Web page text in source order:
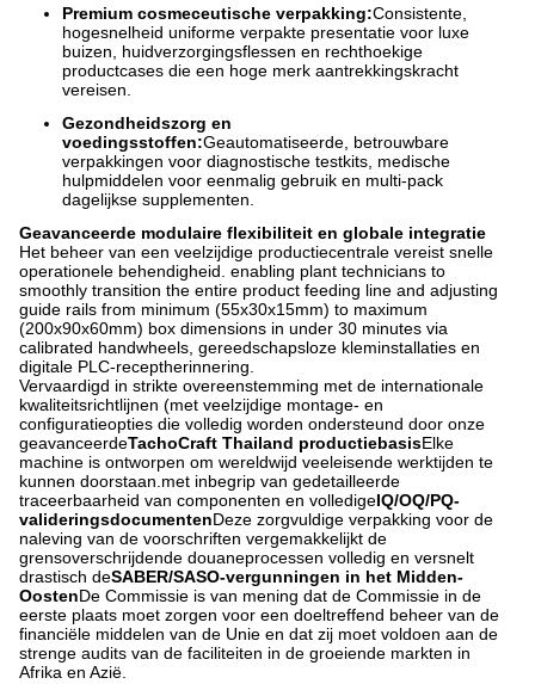
Premium cosmeceutische verpakking:Consistente,
hogesnelheid uniforme verpakte presentatie voor luxe
buizen, huidverzorgingsflessen en rechthoekige
productcases die een hoge merk aantrekkingskracht
vereisen.
Gezondheidszorg en
voedingsstoffen:Geautomatiseerde, betrouwbare
verpakkingen voor diagnostische testkits, medische
hulpmiddelen voor eenmalig gebruik en multi-pack
dagelijkse supplementen.
Geavanceerde modulaire flexibiliteit en globale integratie
Het beheer van een veelzijdige productiecentrale vereist snelle
operationele behendigheid. enabling plant technicians to
smoothly transition the entire product feeding line and adjusting
guide rails from minimum (55x30x15mm) to maximum
(200x90x60mm) box dimensions in under 30 minutes via
calibrated handwheels, gereedschapsloze kleminstallaties en
digitale PLC-receptherinnering.
Vervaardigd in strikte overeenstemming met de internationale
kwaliteitsrichtlijnen (met veelzijdige montage- en
configuratieopties die volledig worden ondersteund door onze
geavanceerdeTachoCraft Thailand productiebasisElke
machine is ontworpen om wereldwijd veeleisende werktijden te
kunnen doorstaan.met inbegrip van gedetailleerde
traceerbaarheid van componenten en volledigeIQ/OQ/PQ-
valideringsdocumentenDeze zorgvuldige verpakking voor de
naleving van de voorschriften vergemakkelijkt de
grensoverschrijdende douaneprocessen volledig en versnelt
drastisch deSABER/SASO-vergunningen in het Midden-
OostenDe Commissie is van mening dat de Commissie in de
eerste plaats moet zorgen voor een doeltreffend beheer van de
financiële middelen van de Unie en dat zij moet voldoen aan de
strenge audits van de faciliteiten in de groeiende markten in
Afrika en Azië.